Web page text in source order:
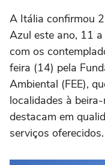
A Itália confirmou
Azul este ano, 11
com os
feira (14) pela
Ambiental (FEE),
localidades à
destacam em
serviços oferecidos.